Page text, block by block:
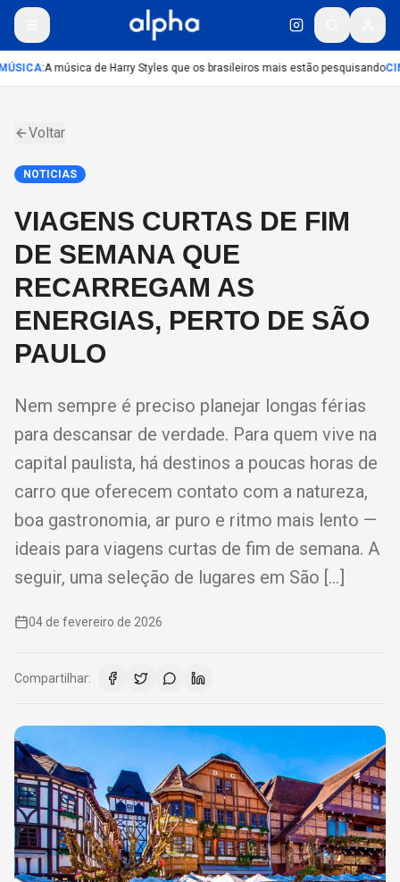
:A música de Harry Styles que os brasileiros mais estão pesquisando
Voltar
NOTICIAS
VIAGENS CURTAS DE FIM
DE SEMANA QUE
RECARREGAM AS
ENERGIAS, PERTO DE SÃO
PAULO
Nem sempre é preciso planejar longas férias
para descansar de verdade. Para quem vive na
capital paulista, há destinos a poucas horas de
carro que oferecem contato com a natureza,
boa gastronomia, ar puro e ritmo mais lento —
ideais para viagens curtas de fim de semana. A
seguir, uma seleção de lugares em São […]
04 de fevereiro de 2026
Compartilhar: